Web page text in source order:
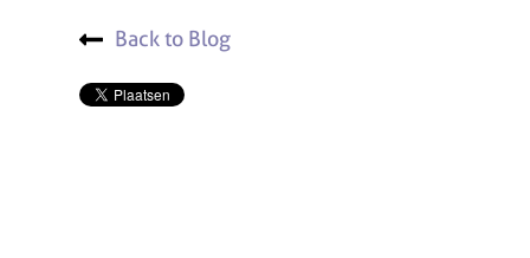
Back to Blog